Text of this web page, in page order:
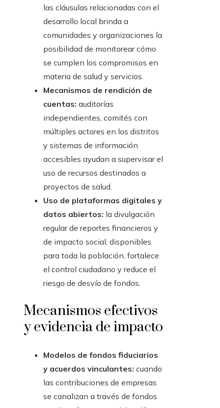
las cláusulas relacionadas con el
desarrollo local brinda a
comunidades y organizaciones la
posibilidad de monitorear cómo
se cumplen los compromisos en
materia de salud y servicios.
Mecanismos de rendición de
cuentas: auditorías
independientes, comités con
múltiples actores en los distritos
y sistemas de información
accesibles ayudan a supervisar el
uso de recursos destinados a
proyectos de salud.
Uso de plataformas digitales y
datos abiertos: la divulgación
regular de reportes financieros y
de impacto social, disponibles
para toda la población, fortalece
el control ciudadano y reduce el
riesgo de desvío de fondos.
Mecanismos efectivos
y evidencia de impacto
Modelos de fondos fiduciarios
y acuerdos vinculantes: cuando
las contribuciones de empresas
se canalizan a través de fondos